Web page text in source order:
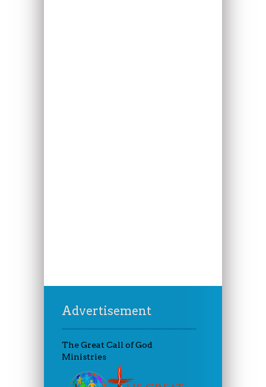
Advertisement
The Great Call of God
Ministries